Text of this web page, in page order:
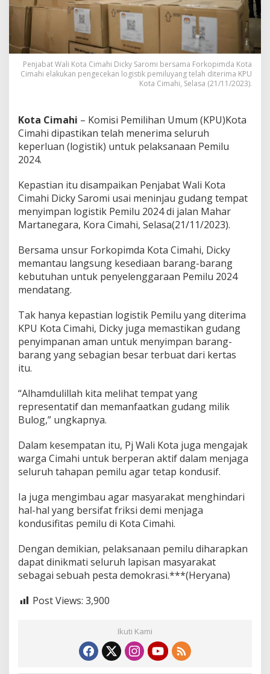
m
a
i
P
a
s
n
L
o
t
i
k
P
i
l
u
s
i
m
p
m
a
Penjabat Wali Kota Cimahi Dicky Saromi bersama Forkopimda Kota
Cimahi elakukan pengecekan logistik pemiluyang telah diterima KPU
Kota Cimahi, Selasa (21/11/2023).
Kota Cimahi – Komisi Pemilihan Umum (KPU)Kota
Cimahi dipastikan telah menerima seluruh
keperluan (logistik) untuk pelaksanaan Pemilu
2024.
Kepastian itu disampaikan Penjabat Wali Kota
Cimahi Dicky Saromi usai meninjau gudang tempat
menyimpan logistik Pemilu 2024 di jalan Mahar
Martanegara, Kora Cimahi, Selasa(21/11/2023).
Bersama unsur Forkopimda Kota Cimahi, Dicky
memantau langsung kesediaan barang-barang
kebutuhan untuk penyelenggaraan Pemilu 2024
mendatang.
Tak hanya kepastian logistik Pemilu yang diterima
KPU Kota Cimahi, Dicky juga memastikan gudang
penyimpanan aman untuk menyimpan barang-
barang yang sebagian besar terbuat dari kertas
itu.
“Alhamdulillah kita melihat tempat yang
representatif dan memanfaatkan gudang milik
Bulog,” ungkapnya.
Dalam kesempatan itu, Pj Wali Kota juga mengajak
warga Cimahi untuk berperan aktif dalam menjaga
seluruh tahapan pemilu agar tetap kondusif.
Ia juga mengimbau agar masyarakat menghindari
hal-hal yang bersifat friksi demi menjaga
kondusifitas pemilu di Kota Cimahi.
Dengan demikian, pelaksanaan pemilu diharapkan
dapat dinikmati seluruh lapisan masyarakat
sebagai sebuah pesta demokrasi.***(Heryana)
Post Views: 3,900
Ikuti Kami